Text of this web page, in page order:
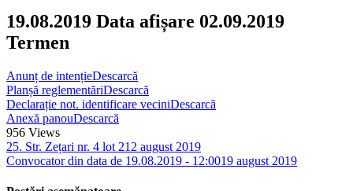
19.08.2019 Data afișare 02.09.2019
Termen
Anunț de intențieDescarcă
Planșă reglementăriDescarcă
Declarație not. identificare veciniDescarcă
Anexă panouDescarcă
956 Views
25. Str. Zețari nr. 4 lot 212 august 2019
Convocator din data de 19.08.2019 - 12:0019 august 2019